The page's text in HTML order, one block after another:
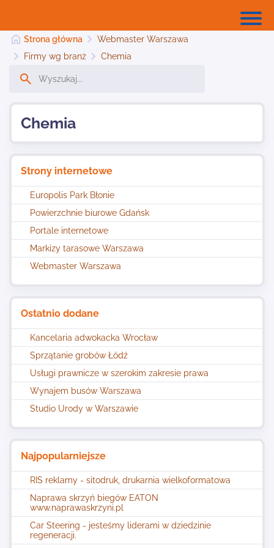
Najnowsze
Kontakt
Strona główna
Webmaster Warszawa
Firmy wg branż
Chemia
Strony internetowe
Europolis Park Błonie
Powierzchnie biurowe Gdańsk
Portale internetowe
Markizy tarasowe Warszawa
Webmaster Warszawa
Ostatnio dodane
Kancelaria adwokacka Wrocław
Sprzątanie grobów Łódź
Usługi prawnicze w szerokim zakresie prawa
Wynajem busów Warszawa
Studio Urody w Warszawie
Najpopularniejsze
RIS reklamy - sitodruk, drukarnia wielkoformatowa
Naprawa skrzyń biegów EATON
www.naprawaskrzyni.pl
Car Steering - jesteśmy liderami w dziedzinie
regeneracji.
Chemia